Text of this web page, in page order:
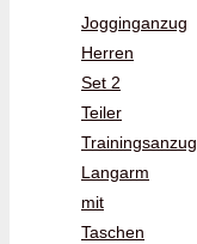
Jogginganzug
Herren
Set 2
Teiler
Trainingsanzug
Langarm
mit
Taschen